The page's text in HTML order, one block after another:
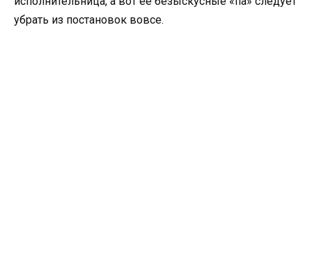
убрать из постановок вовсе.